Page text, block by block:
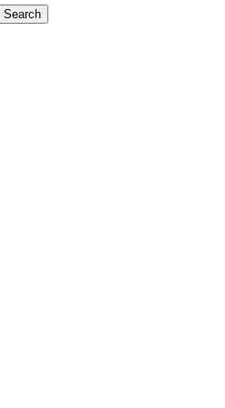
Search